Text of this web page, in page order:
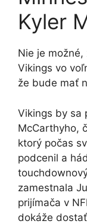
Kyler
Nie je
Vikings vo
že bude mať
Vikings by sa
McCarthyho,
ktorý počas
podcenil a
zamestnala
prijímača v
dokáže